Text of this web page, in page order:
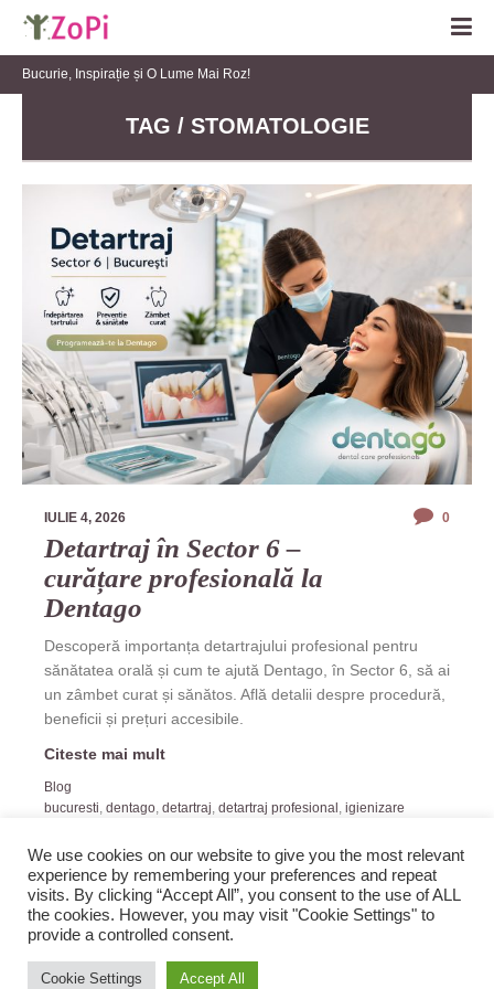
Bucurie, Inspirație și O Lume Mai Roz!
TAG / STOMATOLOGIE
IULIE 4, 2026 0
Detartraj în Sector 6 –
curățare profesională la
Dentago
Descoperă importanța detartrajului profesional pentru
sănătatea orală și cum te ajută Dentago, în Sector 6, să ai
un zâmbet curat și sănătos. Află detalii despre procedură,
beneficii și prețuri accesibile.
Citeste mai mult
Blog
bucuresti, dentago, detartraj, detartraj profesional , igienizare
2019 Zopi.ro -Blog de Veselie! All rights reserved.
We use cookies on our website to give you the most relevant
experience by remembering your preferences and repeat
visits. By clicking “Accept All”, you consent to the use of ALL
the cookies. However, you may visit "Cookie Settings" to
provide a controlled consent.
Cookie Settings Accept All